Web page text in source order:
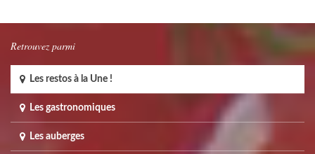
Retrouvez parmi
Les restos à la Une !
Les gastronomiques
Les auberges